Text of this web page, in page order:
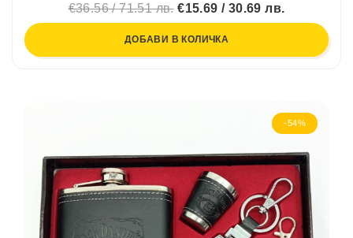
€36.56 / 71.51 лв.€15.69 / 30.69 лв.
ДОБАВИ В КОЛИЧКА
-54%